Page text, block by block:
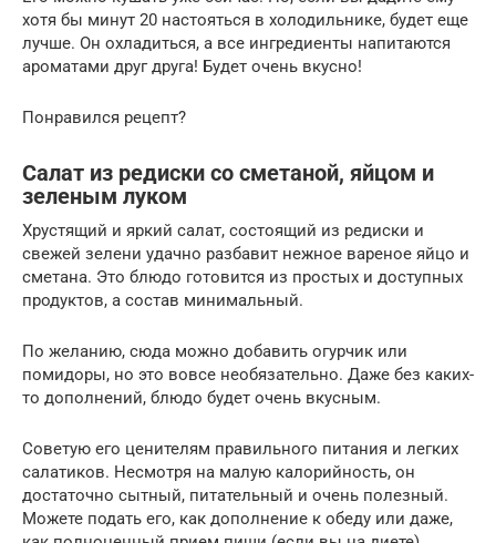
хотя бы минут 20 настояться в холодильнике, будет еще
лучше. Он охладиться, а все ингредиенты напитаются
ароматами друг друга! Будет очень вкусно!
Понравился рецепт?
Салат из редиски со сметаной, яйцом и
зеленым луком
Хрустящий и яркий салат, состоящий из редиски и
свежей зелени удачно разбавит нежное вареное яйцо и
сметана. Это блюдо готовится из простых и доступных
продуктов, а состав минимальный.
По желанию, сюда можно добавить огурчик или
помидоры, но это вовсе необязательно. Даже без каких-
то дополнений, блюдо будет очень вкусным.
Советую его ценителям правильного питания и легких
салатиков. Несмотря на малую калорийность, он
достаточно сытный, питательный и очень полезный.
Можете подать его, как дополнение к обеду или даже,